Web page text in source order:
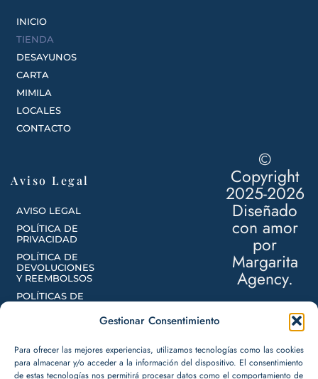
Gestionar Consentimiento
Para ofrecer las mejores experiencias, utilizamos tecnologías como las cookies
para almacenar y/o acceder a la información del dispositivo. El consentimiento
de estas tecnologías nos permitirá procesar datos como el comportamiento de
INICIO
TIENDA
DESAYUNOS
CARTA
MIMILA
LOCALES
CONTACTO
Aviso Legal
AVISO LEGAL
POLÍTICA DE
PRIVACIDAD
POLÍTICA DE
DEVOLUCIONES
Y REEMBOLSOS
POLÍTICAS DE
©
Copyright
2025-2026
Diseñado
con amor
por
Margarita
Agency.